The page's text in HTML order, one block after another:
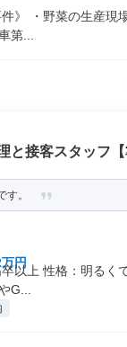
》 ・野菜の生産現
第...
接客スタッフ【
す。
円
以上 性格：明るく
G...